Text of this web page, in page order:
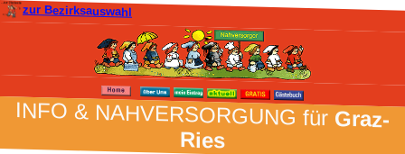
zur Bezirksauswahl
INFO & NAH­VER­SORG­UNG fürGraz-
Ries